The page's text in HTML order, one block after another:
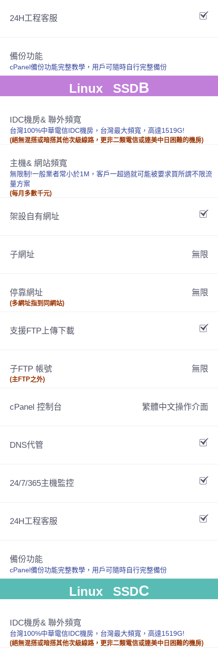
24H工程客服
備份功能
cPanel備份功能完整教學，用戶可隨時自行完整備份
Linux SSDB
IDC機房& 聯外頻寬
台灣100%中華電信IDC機房，台灣最大頻寬，高達1519G!
(絕無混搭或暗搭其他次級線路，更非二類電信或連美中日困難的機房)
主機& 網站頻寬
無限制!一般業者常小於1M，客戶一超過就可能被要求買所謂不限流
量方案
(每月多數千元)
架設自有網址
子網址 無限
停靠網址
(多網址指到同網站)
無限
支援FTP上傳下載
子FTP 帳號
(主FTP之外)
無限
cPanel 控制台 繁體中文操作介面
DNS代管
24/7/365主機監控
24H工程客服
備份功能
cPanel備份功能完整教學，用戶可隨時自行完整備份
Linux SSDC
IDC機房& 聯外頻寬
台灣100%中華電信IDC機房，台灣最大頻寬，高達1519G!
(絕無混搭或暗搭其他次級線路，更非二類電信或連美中日困難的機房)